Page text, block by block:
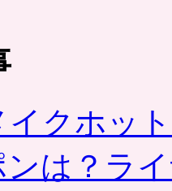
イクホッ
ンは？ラ